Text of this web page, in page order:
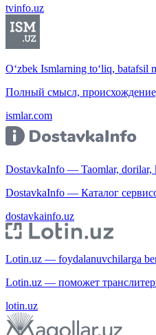
tvinfo.uz
O‘zbek Ismlarning to‘liq, batafsil
Полный смысл,
ismlar.com
DostavkaInfo — Taomlar, dorilar,
DostavkaInfo — Каталог
dostavkainfo.uz
Lotin.uz — foydalanuvchilarga
Lotin.uz — поможет
lotin.uz